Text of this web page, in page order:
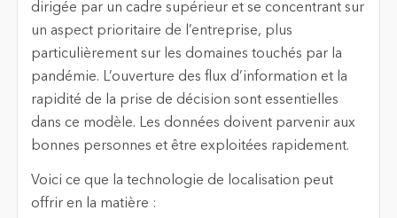
dirigée par un cadre supérieur et se concentrant sur
un aspect prioritaire de l’entreprise, plus
particulièrement sur les domaines touchés par la
pandémie. L’ouverture des flux d’information et la
rapidité de la prise de décision sont essentielles
dans ce modèle. Les données doivent parvenir aux
bonnes personnes et être exploitées rapidement.
Voici ce que la technologie de localisation peut
offrir en la matière :